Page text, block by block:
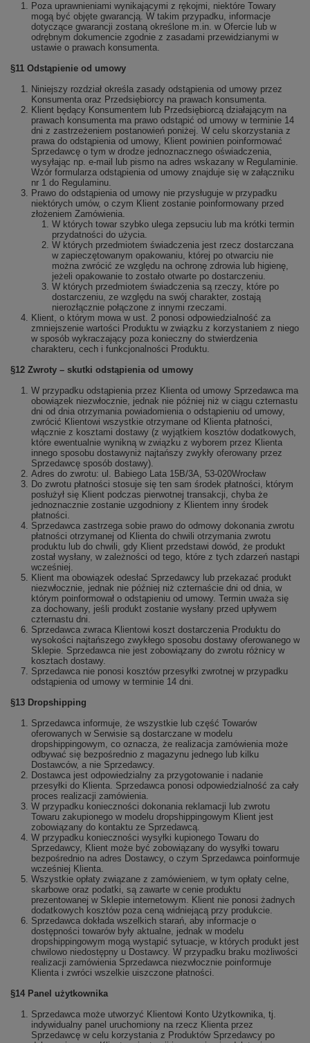
Poza uprawnieniami wynikającymi z rękojmi, niektóre Towary
mogą być objęte gwarancją. W takim przypadku, informacje
dotyczące gwarancji zostaną określone m.in. w Ofercie lub w
odrębnym dokumencie zgodnie z zasadami przewidzianymi w
ustawie o prawach konsumenta.
§11 Odstąpienie od umowy
Niniejszy rozdział określa zasady odstąpienia od umowy przez
Konsumenta oraz Przedsiębiorcy na prawach konsumenta.
Klient będący Konsumentem lub Przedsiębiorcą działającym na
prawach konsumenta ma prawo odstąpić od umowy w terminie 14
dni z zastrzeżeniem postanowień poniżej. W celu skorzystania z
prawa do odstąpienia od umowy, Klient powinien poinformować
Sprzedawcę o tym w drodze jednoznacznego oświadczenia,
wysyłając np. e-mail lub pismo na adres wskazany w Regulaminie.
Wzór formularza odstąpienia od umowy znajduje się w załączniku
nr 1 do Regulaminu.
Prawo do odstąpienia od umowy nie przysługuje w przypadku
niektórych umów, o czym Klient zostanie poinformowany przed
złożeniem Zamówienia.
W których towar szybko ulega zepsuciu lub ma krótki termin
przydatności do użycia.
W których przedmiotem świadczenia jest rzecz dostarczana
w zapieczętowanym opakowaniu, której po otwarciu nie
można zwrócić ze względu na ochronę zdrowia lub higienę,
jeżeli opakowanie to zostało otwarte po dostarczeniu.
W których przedmiotem świadczenia są rzeczy, które po
dostarczeniu, ze względu na swój charakter, zostają
nierozłącznie połączone z innymi rzeczami.
Klient, o którym mowa w ust. 2 ponosi odpowiedzialność za
zmniejszenie wartości Produktu w związku z korzystaniem z niego
w sposób wykraczający poza konieczny do stwierdzenia
charakteru, cech i funkcjonalności Produktu.
§12 Zwroty – skutki odstąpienia od umowy
W przypadku odstąpienia przez Klienta od umowy Sprzedawca ma
obowiązek niezwłocznie, jednak nie później niż w ciągu czternastu
dni od dnia otrzymania powiadomienia o odstąpieniu od umowy,
zwrócić Klientowi wszystkie otrzymane od Klienta płatności,
włącznie z kosztami dostawy (z wyjątkiem kosztów dodatkowych,
które ewentualnie wynikną w związku z wyborem przez Klienta
innego sposobu dostawyniż najtańszy zwykły oferowany przez
Sprzedawcę sposób dostawy).
Adres do zwrotu: ul. Babiego Lata 15B/3A, 53-020Wrocław
Do zwrotu płatności stosuje się ten sam środek płatności, którym
posłużył się Klient podczas pierwotnej transakcji, chyba że
jednoznacznie zostanie uzgodniony z Klientem inny środek
płatności.
Sprzedawca zastrzega sobie prawo do odmowy dokonania zwrotu
płatności otrzymanej od Klienta do chwili otrzymania zwrotu
produktu lub do chwili, gdy Klient przedstawi dowód, że produkt
został wysłany, w zależności od tego, które z tych zdarzeń nastąpi
wcześniej.
Klient ma obowiązek odesłać Sprzedawcy lub przekazać produkt
niezwłocznie, jednak nie później niż czternaście dni od dnia, w
którym poinformował o odstąpieniu od umowy. Termin uważa się
za dochowany, jeśli produkt zostanie wysłany przed upływem
czternastu dni.
Sprzedawca zwraca Klientowi koszt dostarczenia Produktu do
wysokości najtańszego zwykłego sposobu dostawy oferowanego w
Sklepie. Sprzedawca nie jest zobowiązany do zwrotu różnicy w
kosztach dostawy.
Sprzedawca nie ponosi kosztów przesyłki zwrotnej w przypadku
odstąpienia od umowy w terminie 14 dni.
§13 Dropshipping
Sprzedawca informuje, że wszystkie lub część Towarów
oferowanych w Serwisie są dostarczane w modelu
dropshippingowym, co oznacza, że realizacja zamówienia może
odbywać się bezpośrednio z magazynu jednego lub kilku
Dostawców, a nie Sprzedawcy.
Dostawca jest odpowiedzialny za przygotowanie i nadanie
przesyłki do Klienta. Sprzedawca ponosi odpowiedzialność za cały
proces realizacji zamówienia.
W przypadku konieczności dokonania reklamacji lub zwrotu
Towaru zakupionego w modelu dropshippingowym Klient jest
zobowiązany do kontaktu ze Sprzedawcą.
W przypadku konieczności wysyłki kupionego Towaru do
Sprzedawcy, Klient może być zobowiązany do wysyłki towaru
bezpośrednio na adres Dostawcy, o czym Sprzedawca poinformuje
wcześniej Klienta.
Wszystkie opłaty związane z zamówieniem, w tym opłaty celne,
skarbowe oraz podatki, są zawarte w cenie produktu
prezentowanej w Sklepie internetowym. Klient nie ponosi żadnych
dodatkowych kosztów poza ceną widniejącą przy produkcie.
Sprzedawca dokłada wszelkich starań, aby informacje o
dostępności towarów były aktualne, jednak w modelu
dropshippingowym mogą wystąpić sytuacje, w których produkt jest
chwilowo niedostępny u Dostawcy. W przypadku braku możliwości
realizacji zamówienia Sprzedawca niezwłocznie poinformuje
Klienta i zwróci wszelkie uiszczone płatności.
§14 Panel użytkownika
Sprzedawca może utworzyć Klientowi Konto Użytkownika, tj.
indywidualny panel uruchomiony na rzecz Klienta przez
Sprzedawcę w celu korzystania z Produktów Sprzedawcy po